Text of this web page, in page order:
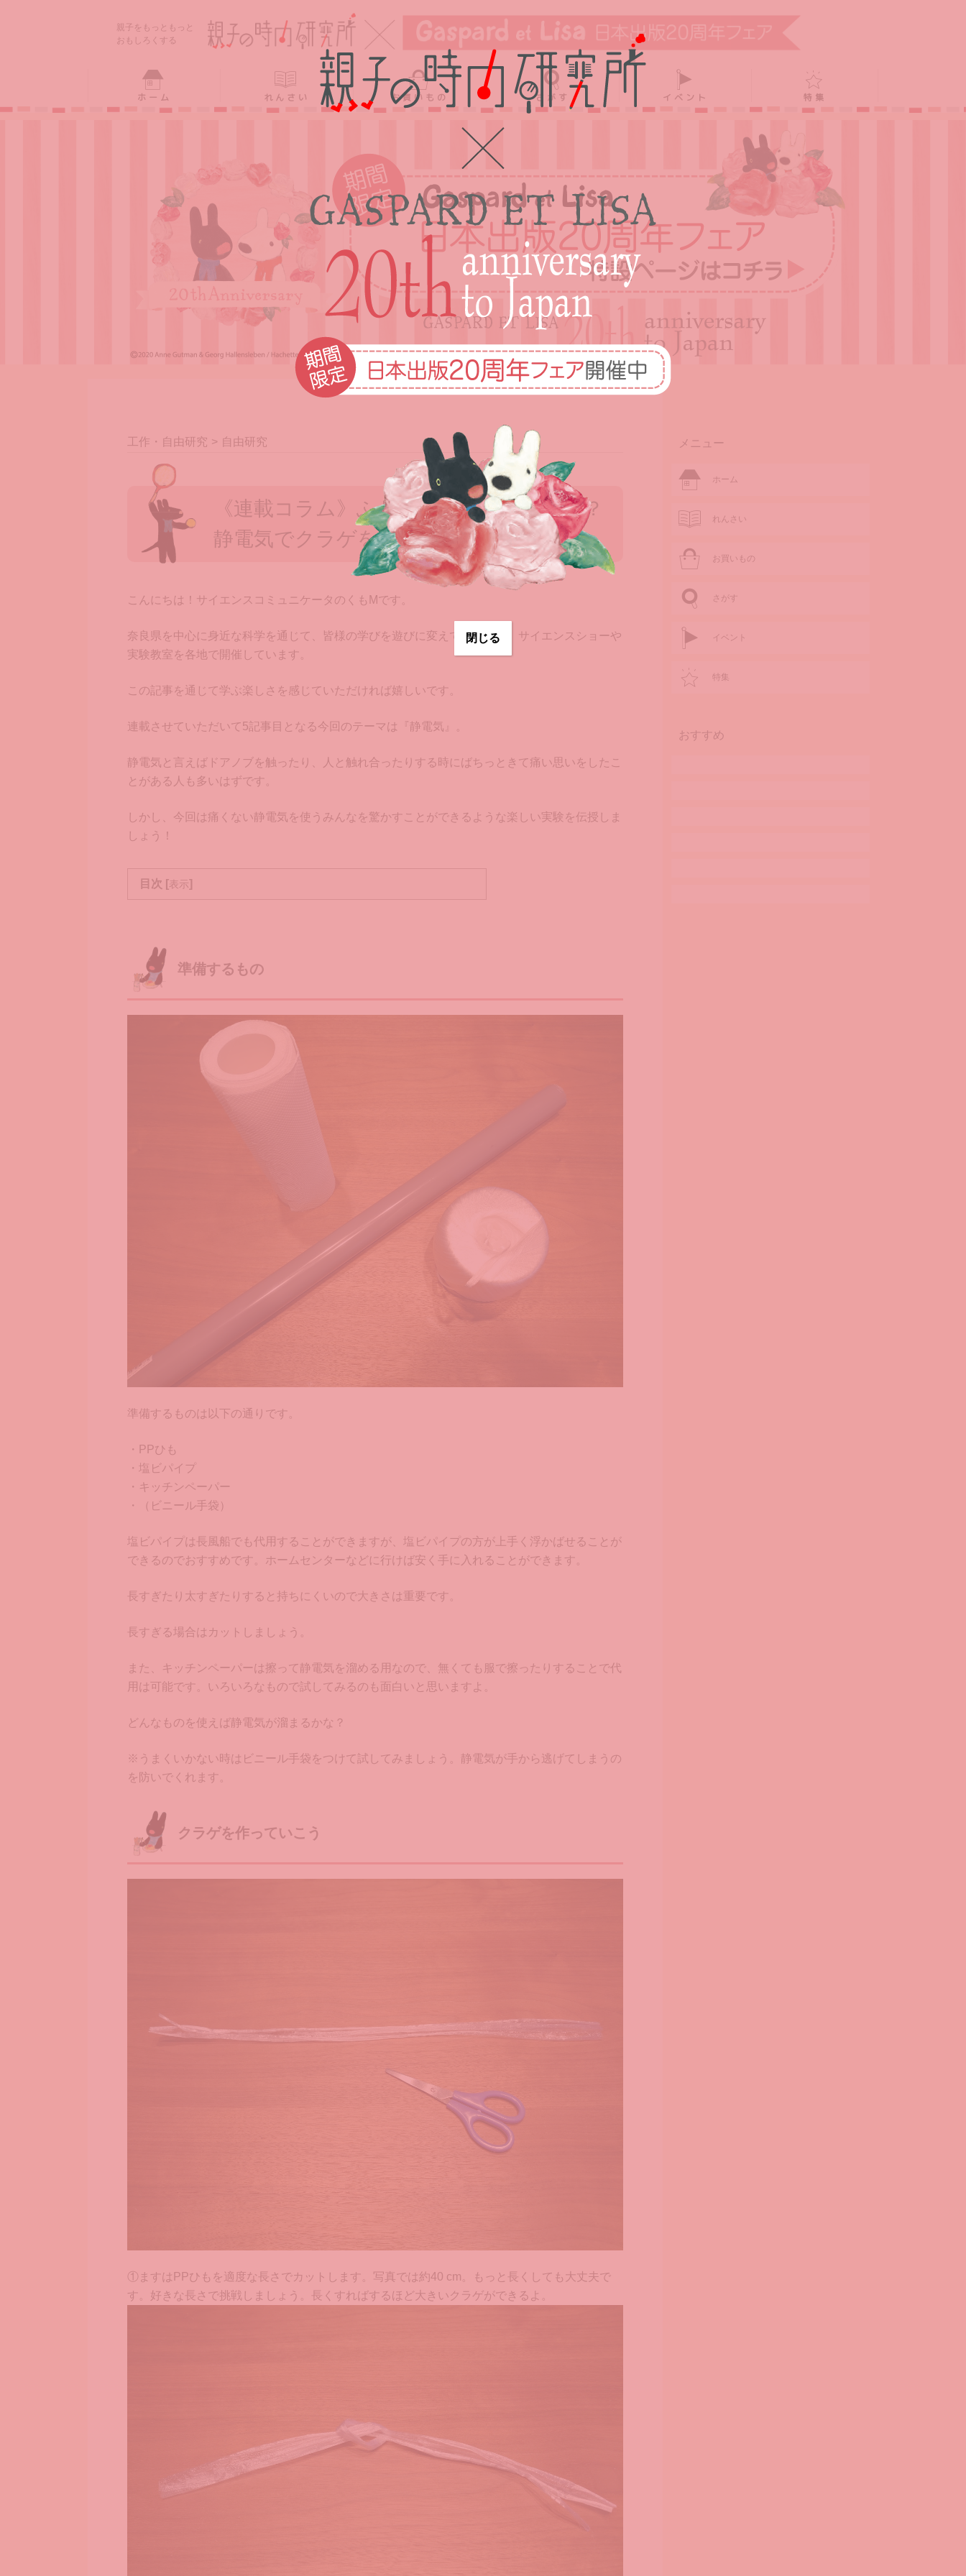
ホーム れんさい お買いもの さがす イベント 特集
工作・自由研究 自由研究
《連載コラム》ふわふわ宙に浮いてる！？
静電気でクラゲを操ろう！
こんにちは！サイエンスコミュニケータのくもMです。
奈良県を中心に身近な科学を通じて、皆様の学びを遊びに変えていくため、サイエンスショーや
実験教室を各地で開催しています。
この記事を通じて学ぶ楽しさを感じていただければ嬉しいです。
連載させていただいて5記事目となる今回のテーマは『静電気』。
静電気と言えばドアノブを触ったり、人と触れ合ったりする時にばちっときて痛い思いをしたこ
とがある人も多いはずです。
しかし、今回は痛くない静電気を使うみんなを驚かすことができるような楽しい実験を伝授しま
しょう！
目次 [表示]
準備するもの
準備するものは以下の通りです。
・PPひも
・塩ビパイプ
・キッチンペーパー
・（ビニール手袋）
塩ビパイプは長風船でも代用することができますが、塩ビパイプの方が上手く浮かばせることが
できるのでおすすめです。ホームセンターなどに行けば安く手に入れることができます。
長すぎたり太すぎたりすると持ちにくいので大きさは重要です。
長すぎる場合はカットしましょう。
また、キッチンペーパーは擦って静電気を溜める用なので、無くても服で擦ったりすることで代
用は可能です。いろいろなもので試してみるのも面白いと思いますよ。
どんなものを使えば静電気が溜まるかな？
※うまくいかない時はビニール手袋をつけて試してみましょう。静電気が手から逃げてしまうの
を防いでくれます。
クラゲを作っていこう
①ますはPPひもを適度な長さでカットします。写真では約40 cm。もっと長くしても大丈夫で
す。好きな長さで挑戦しましょう。長くすればするほど大きいクラゲができるよ。
メニュー
ホーム
れんさい
お買いもの
さがす
イベント
特集
おすすめ
閉じる